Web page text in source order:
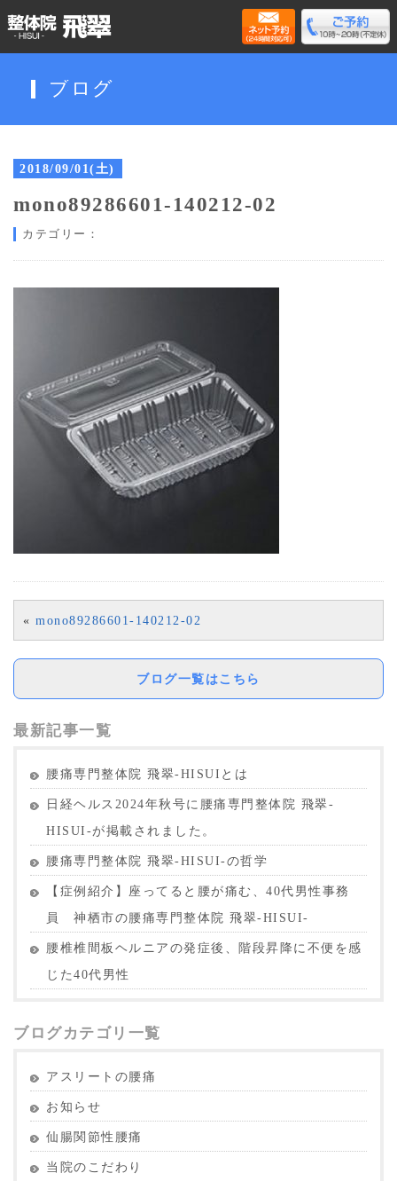
ブログ
2018/09/01(土)
mono89286601-140212-02
カテゴリー：
« mono89286601-140212-02
ブログ一覧はこちら
最新記事一覧
腰痛専門整体院 飛翠-HISUIとは
日経ヘルス2024年秋号に腰痛専門整体院 飛翠-
HISUI-が掲載されました。
腰痛専門整体院 飛翠-HISUI-の哲学
【症例紹介】座ってると腰が痛む、40代男性事務
員 神栖市の腰痛専門整体院 飛翠-HISUI-
腰椎椎間板ヘルニアの発症後、階段昇降に不便を感
じた40代男性
ブログカテゴリ一覧
アスリートの腰痛
お知らせ
仙腸関節性腰痛
当院のこだわり